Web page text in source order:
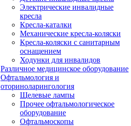
Электрические инвалидные
кресла
Кресла-каталки
Механические кресла-коляски
Кресла-коляски с санитарным
оснащением
Ходунки для инвалидов
Различное медицинское оборудование
Офтальмология и
оториноларингология
Щелевые лампы
Прочее офтальмологическое
оборудование
Офтальмоскопы